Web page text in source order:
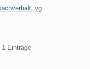
vg
Einträge